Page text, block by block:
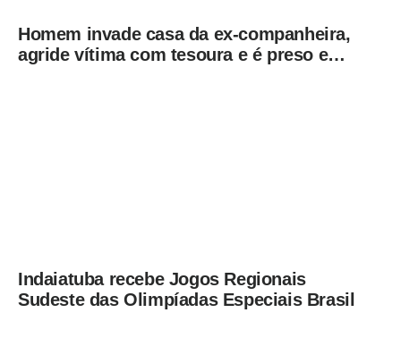
Homem invade casa da ex-companheira,
agride vítima com tesoura e é preso em
Indaiatuba recebe Jogos Regionais
Sudeste das Olimpíadas Especiais Brasil